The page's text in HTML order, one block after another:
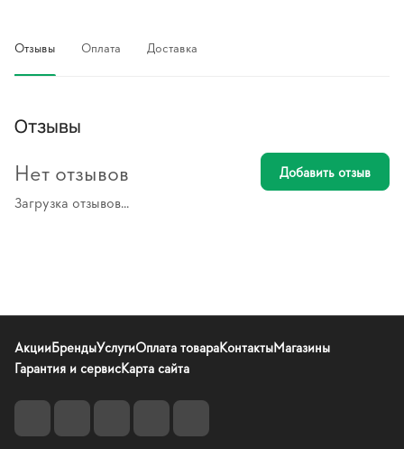
Отзывы Оплата Доставка
Отзывы
Загрузка отзывов...
Нет отзывов Добавить отзыв
АкцииБрендыУслугиОплата товараКонтактыМагазины
Гарантия и сервисКарта сайта